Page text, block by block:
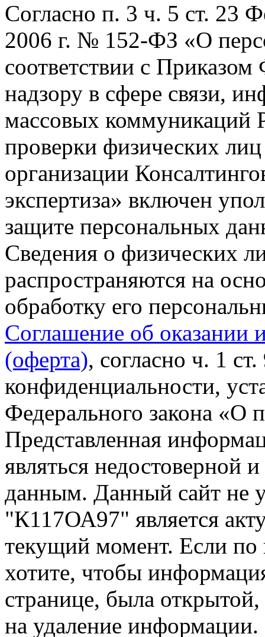
Согласно п. 3 ч. 5 ст. 23
2006 г. № 152-ФЗ «О
соответствии с
надзору в сфере связи,
массовых коммуникаций
проверки физических
организации
экспертиза» включен
защите персональных
Сведения о физических
распространяются на
обработку его
Соглашение об оказании
(оферта), согласно ч. 1
конфиденциальности,
Федерального закона «О
Представленная
являться недостоверной
данным. Данный сайт не
"К117ОА97" является
текущий момент. Если
хотите, чтобы
странице, была открытой,
на удаление информации.